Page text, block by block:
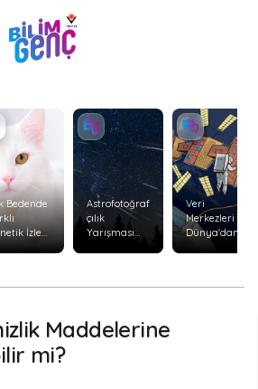
Bedende
İzler:
Astrofotoğraf
çılık
Yarışması
Veri
Merkezleri
Dünya'dan
Maddelerine
mi?